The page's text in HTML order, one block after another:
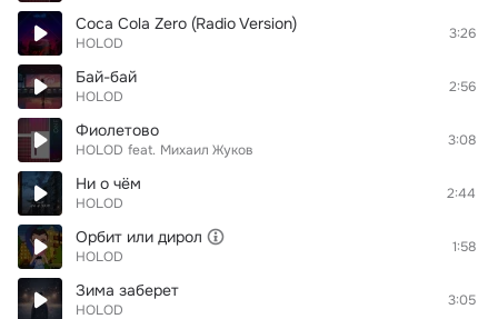
Coca Cola Zero (Radio Version)
HOLOD
3:26
Бай-бай
HOLOD
2:56
Фиолетово
HOLOD feat. Михаил Жуков
3:08
Ни о чём
HOLOD
2:44
Орбит или дирол
HOLOD
1:58
Зима заберет
HOLOD
3:05